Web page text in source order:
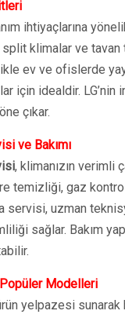
ihtiyaçlarına
klimalar ve tavan
ev ve ofislerde
için idealdir.
çıkar.
ve Bakımı
, klimanızın verimli
temizliği, gaz
servisi, uzman
sağlar. Bakım
Popüler Modelleri
yelpazesi